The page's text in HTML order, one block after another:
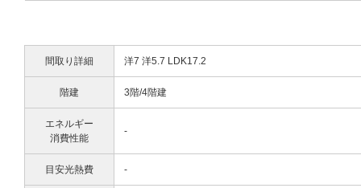
間取り詳細 洋7 洋5.7 LDK17.2
階建 3階/4階建
エネルギー
消費性能
-
目安光熱費 -